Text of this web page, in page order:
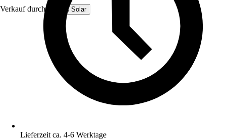
Verkauf durch: HEPA Solar
Lieferzeit ca. 4-6 Werktage